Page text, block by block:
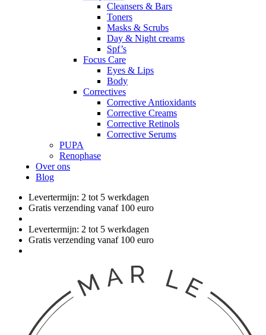
Cleansers & Bars
Toners
Masks & Scrubs
Day & Night creams
Spf’s
Focus Care
Eyes & Lips
Body
Correctives
Corrective Antioxidants
Corrective Creams
Corrective Retinols
Corrective Serums
PUPA
Renophase
Over ons
Blog
Levertermijn: 2 tot 5 werkdagen
Gratis verzending vanaf 100 euro
Levertermijn: 2 tot 5 werkdagen
Gratis verzending vanaf 100 euro